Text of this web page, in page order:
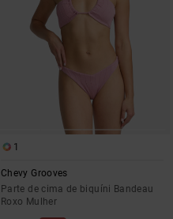
1
Chevy Grooves
Parte de cima de biquíni Bandeau
Roxo Mulher